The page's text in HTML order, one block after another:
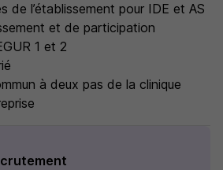
de l’établissement pour IDE et AS
et de participation
1 et 2
à deux pas de la clinique